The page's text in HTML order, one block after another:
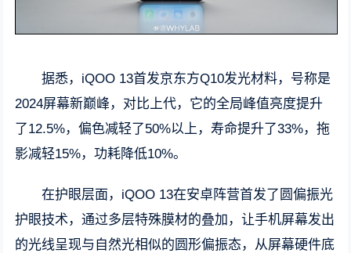
据悉，iQOO 13首发京东方Q10发光材料，号称是
2024屏幕新巅峰，对比上代，它的全局峰值亮度提升
了12.5%，偏色减轻了50%以上，寿命提升了33%，拖
影减轻15%，功耗降低10%。
在护眼层面，iQOO 13在安卓阵营首发了圆偏振光
护眼技术，通过多层特殊膜材的叠加，让手机屏幕发出
的光线呈现与自然光相似的圆形偏振态，从屏幕硬件底